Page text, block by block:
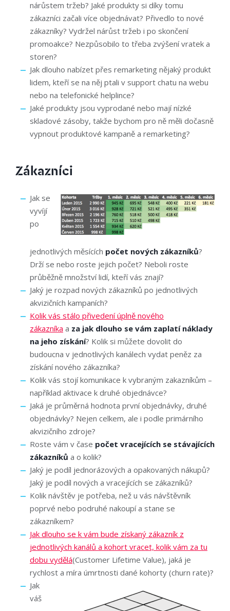
nárůstem tržeb? Jaké produkty si díky tomu
zákazníci začali více objednávat? Přivedlo to nové
zákazníky? Vydržel nárůst tržeb i po skončení
promoakce? Nezpůsobilo to třeba zvýšení vratek a
storen?
Jak dlouho nabízet přes remarketing nějaký produkt
lidem, kteří se na něj ptali v support chatu na webu
nebo na telefonické helplince?
Jaké produkty jsou vyprodané nebo mají nízké
skladové zásoby, takže bychom pro ně měli dočasně
vypnout produktové kampaně a remarketing?
Zákazníci
Jak se
vyvíjí
po
jednotlivých měsících počet nových zákazníků?
Drží se nebo roste jejich počet? Neboli roste
průběžně množství lidí, kteří vás znají?
Jaký je rozpad nových zákazníků po jednotlivých
akvizičních kampaních?
Kolik vás stálo přivedení úplně nového
zákazníka a za jak dlouho se vám zaplatí náklady
na jeho získání? Kolik si můžete dovolit do
budoucna v jednotlivých kanálech vydat peněz za
získání nového zákazníka?
Kolik vás stojí komunikace k vybraným zakazníkům –
například aktivace k druhé objednávce?
Jaká je průměrná hodnota první objednávky, druhé
objednávky? Nejen celkem, ale i podle primárního
akvizičního zdroje?
Roste vám v čase počet vracejících se stávajících
zákazníků a o kolik?
Jaký je podíl jednorázových a opakovaných nákupů?
Jaký je podíl nových a vracejících se zákazníků?
Kolik návštěv je potřeba, než u vás návštěvník
poprvé nebo podruhé nakoupí a stane se
zákazníkem?
Jak dlouho se k vám bude získaný zákazník z
jednotlivých kanálů a kohort vracet, kolik vám za tu
dobu vydělá(Customer Lifetime Value), jaká je
rychlost a míra úmrtnosti dané kohorty (churn rate)?
Jak
váš